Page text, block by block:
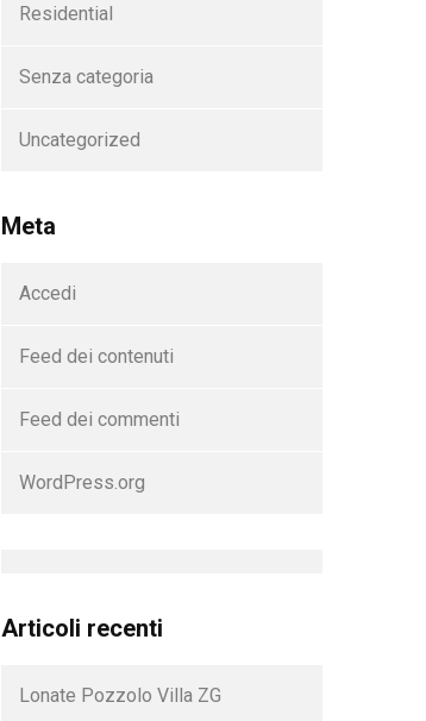
Residential
Senza categoria
Uncategorized
Meta
Accedi
Feed dei contenuti
Feed dei commenti
WordPress.org
Articoli recenti
Lonate Pozzolo Villa ZG